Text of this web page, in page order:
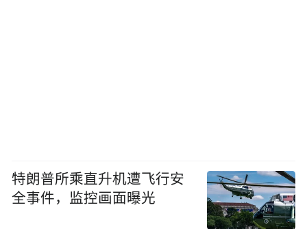
特朗普所乘直升机遭飞行安
全事件，监控画面曝光